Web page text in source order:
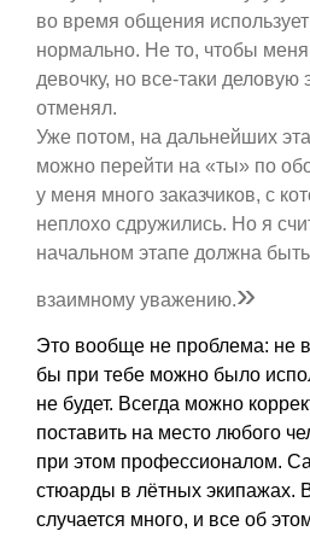
во время общения использует
нормально. Не то, чтобы
девочку, но все-таки деловую
отменял.
Уже потом, на дальнейших
можно перейти на «ты» по
у меня много заказчиков, с
неплохо сдружились. Но я
начальном этапе должна
взаимному уважению.»
Это вообще не проблема: не
бы при тебе можно было
не будет. Всегда можно
поставить на место любого
при этом профессионалом.
стюарды в лётных экипажах.
случается много, и все об